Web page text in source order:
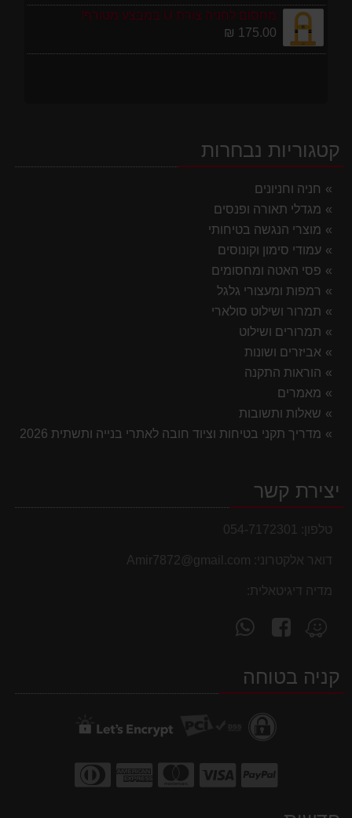
מחסום לחניה צורת U במבצע מטורף!
175.00 ₪
קטגוריות נבחרות
חניה וחניונים
מגדלי תאורה ופנסים
מוצרי הנגשה בטיחותי
עמודי סימון וקונוסים
פסי האטה ומחסומים
רמפות ומעצורי גלגל
תמרור ושילוט סולארי
תמרורים ושילוט
אביזרים ושונות
הוראות התקנה
מאמרים
שאלות ותשובות
מדריך תקני בטיחות וציוד חובה לאתרי בנייה ותשתית 2026
יצירת קשר
טלפון: 054-7172301
דואר אלקטרוני: Amir7872@gmail.com
מדיה דיגיטאלית:
מצא
אותנו
Waze
עקוב
אחרינו
facebookקניה בטוחה